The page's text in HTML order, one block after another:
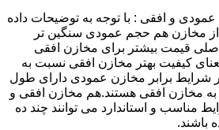
و افقی : با توجه به توضیحات داده
مخازن هم حجم عمودی سنگین تر
قیمت بیشتر برای مخازن افقی
کیفیت بهتر مخازن افقی نسبت به
برابر مخازن عمودی دارای طول
مخازن افقی هستند.هم مخازن افقی و
مناسب و استاندارد می توانند چند ده
باشند.